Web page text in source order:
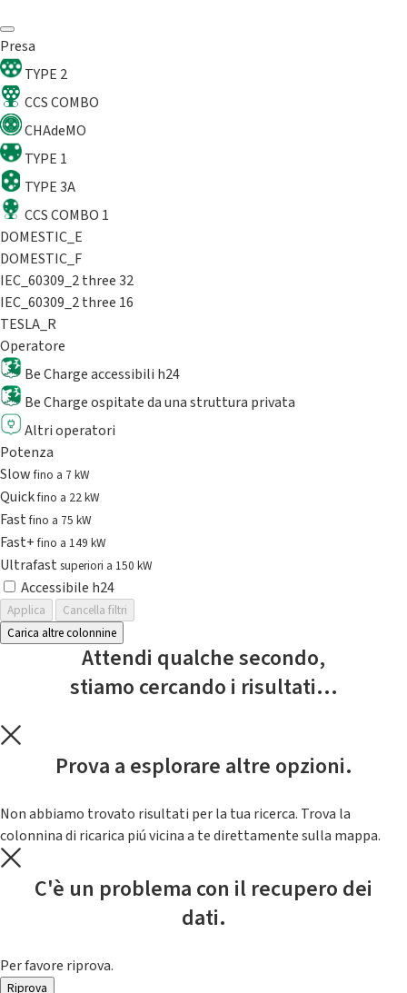
Presa
TYPE 2
CCS COMBO
CHAdeMO
TYPE 1
TYPE 3A
CCS COMBO 1
DOMESTIC_E
DOMESTIC_F
IEC_60309_2 three 32
IEC_60309_2 three 16
TESLA_R
Operatore
Be Charge accessibili h24
Be Charge ospitate da una struttura privata
Altri operatori
Potenza
Slowfino a 7 kW
Quickfino a 22 kW
Fastfino a 75 kW
Fast+fino a 149 kW
Ultrafast superiori a 150 kW
Accessibile h24
Applica
Cancella filtri
Carica altre colonnine
Attendi qualche secondo,
stiamo cercando i risultati...
Prova a esplorare altre opzioni.
Non abbiamo trovato risultati per la tua ricerca. Trova la
colonnina di ricarica piú vicina a te direttamente sulla mappa.
C'è un problema con il recupero dei
dati.
Per favore riprova.
Riprova